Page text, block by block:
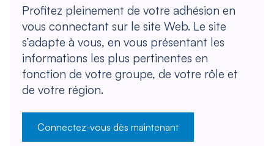
Profitez pleinement de votre adhésion en
vous connectant sur le site Web. Le site
s’adapte à vous, en vous présentant les
informations les plus pertinentes en
fonction de votre groupe, de votre rôle et
de votre région.
Connectez-vous dès maintenant